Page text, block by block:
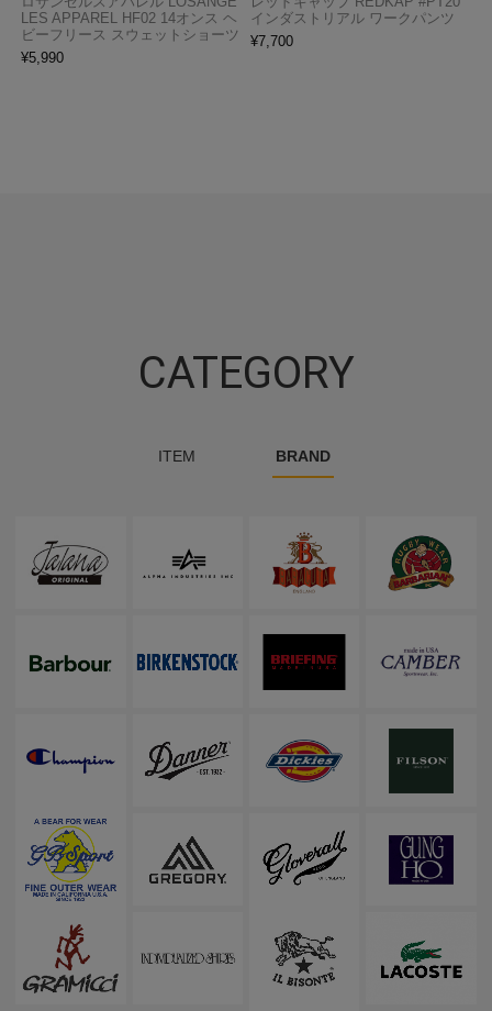
LES APPAREL HF02 14オンス ヘ
ビーフリース スウェットショーツ
¥5,990
インダストリアル ワークパンツ
¥7,700
CATEGORY
ITEM BRAND